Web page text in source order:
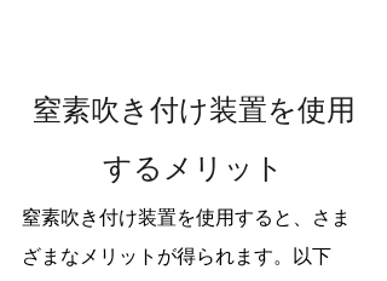
窒素吹き付け装置を使用
するメリット
窒素吹き付け装置を使用すると、さま
ざまなメリットが得られます。以下